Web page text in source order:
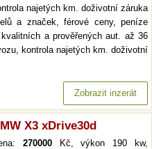
najetých km. doživotní záruka
a značek, férové ceny, peníze
a prověřených aut. až 36
kontrola najetých km. doživotní
Zobrazit inzerát
X3 xDrive30d
270000Kč, výkon 190 kw,